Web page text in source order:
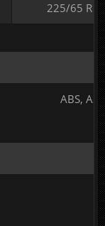
225/65 R
ABS, ASR